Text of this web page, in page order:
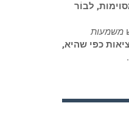
לבוֹר
משמעות
כפי שהיא,